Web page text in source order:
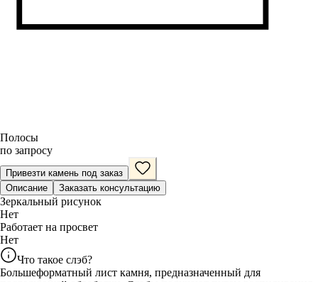
Полосы
по запросу
Привезти камень под заказ
Описание
Заказать консультацию
Зеркальный рисунок
Нет
Работает на просвет
Нет
Что такое слэб?
Большеформатный лист камня, предназначенный для